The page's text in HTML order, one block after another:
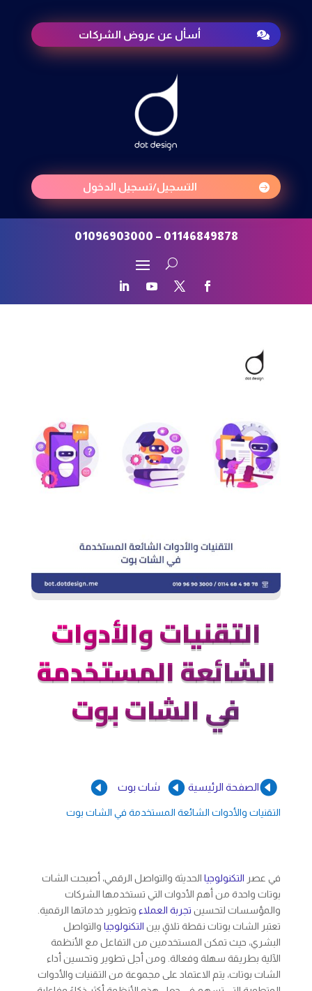
 أسأل عن عروض الشركات
 التسجيل/تسجيل الدخول
01146849878 – 01096903000
التقنيات والأدوات
الشائعة المستخدمة
في الشات بوت
الصفحة الرئيسية  شات بوت 
التقنيات والأدوات الشائعة المستخدمة في الشات بوت
في عصر التكنولوجياالحديثة والتواصل الرقمي، أصبحت الشات
بوتات واحدة من أهم الأدوات التي تستخدمها الشركات
والمؤسسات لتحسين تجربة العملاءوتطوير خدماتها الرقمية.
تعتبر الشات بوتات نقطة تلاقٍ بين التكنولوجياوالتواصل
البشري، حيث تمكن المستخدمين من التفاعل مع الأنظمة
الآلية بطريقة سهلة وفعالة. ومن أجل تطوير وتحسين أداء
الشات بوتات، يتم الاعتماد على مجموعة من التقنيات والأدوات